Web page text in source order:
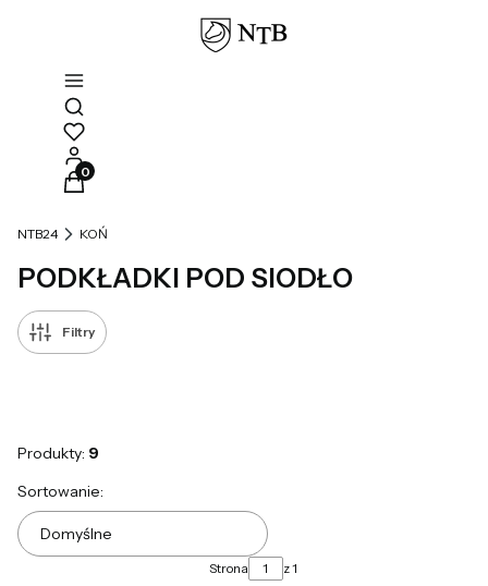
Otwórz wyszukiwarkę
Produkty w koszyku: 0. Zobacz szczegóły
NTB24 KOŃ
PODKŁADKI POD SIODŁO
Filtry
Produkty: 9
Lista produktów
Sortowanie:
Domyślne
Strona z 1